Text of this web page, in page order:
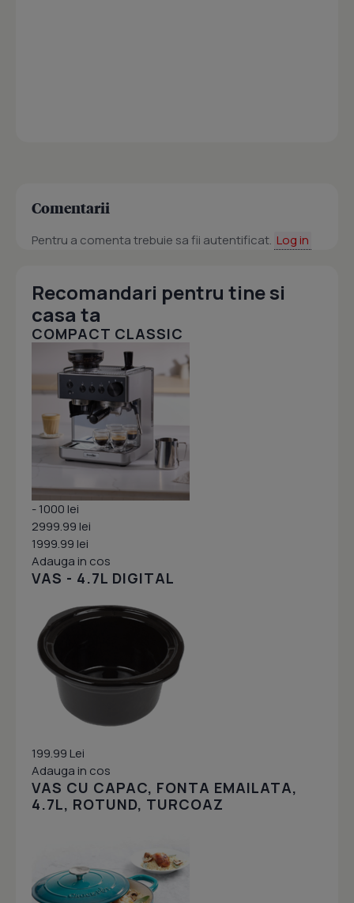
Comentarii
Pentru a comenta trebuie sa fii autentificat. Log in
Recomandari pentru tine si
casa ta
COMPACT CLASSIC
- 1000 lei
2999.99 lei
1999.99 lei
Adauga in cos
VAS - 4.7L DIGITAL
199.99 Lei
Adauga in cos
VAS CU CAPAC, FONTA EMAILATA,
4.7L, ROTUND, TURCOAZ